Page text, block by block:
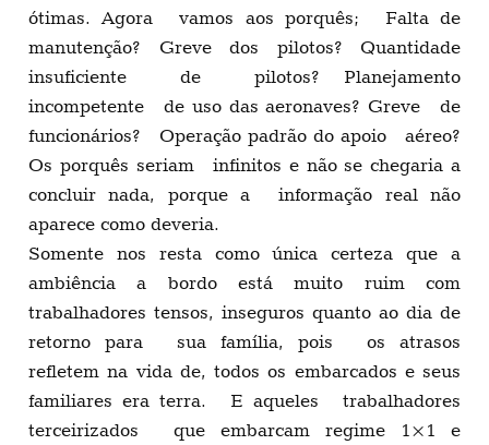
ótimas. Agora vamos aos porquês; Falta de
manutenção? Greve dos pilotos? Quantidade
insuficiente de pilotos? Planejamento
incompetente de uso das aeronaves? Greve de
funcionários? Operação padrão do apoio aéreo?
Os porquês seriam infinitos e não se chegaria a
concluir nada, porque a informação real não
aparece como deveria.
Somente nos resta como única certeza que a
ambiência a bordo está muito ruim com
trabalhadores tensos, inseguros quanto ao dia de
retorno para sua família, pois os atrasos
refletem na vida de, todos os embarcados e seus
familiares era terra. E aqueles trabalhadores
terceirizados que embarcam regime 1×1 e